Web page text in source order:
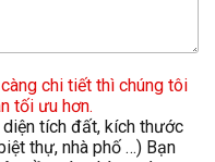
chi tiết thì chúng tôi
tối ưu hơn.
tích đất, kích thước
thự, nhà phố …) Bạn